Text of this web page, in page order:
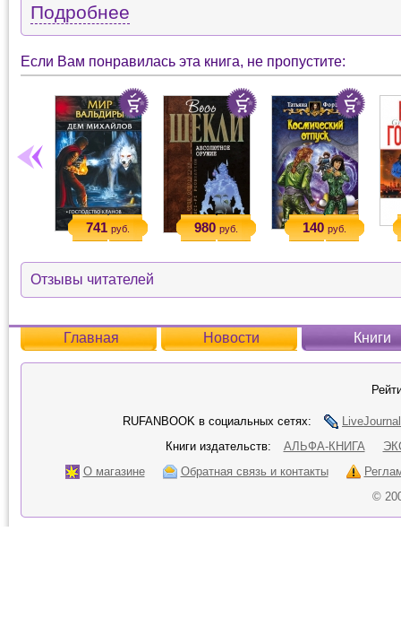
Подробнее
Если Вам понравилась эта книга, не пропустите:
741 руб. 980 руб. 140 руб.
Отзывы читателей
Главная Новости Книги
RUFANBOOK в социальных сетях:
LiveJournal
Книги издательств:
АЛЬФА-КНИГА
О магазине
Обратная связь и контакты
©